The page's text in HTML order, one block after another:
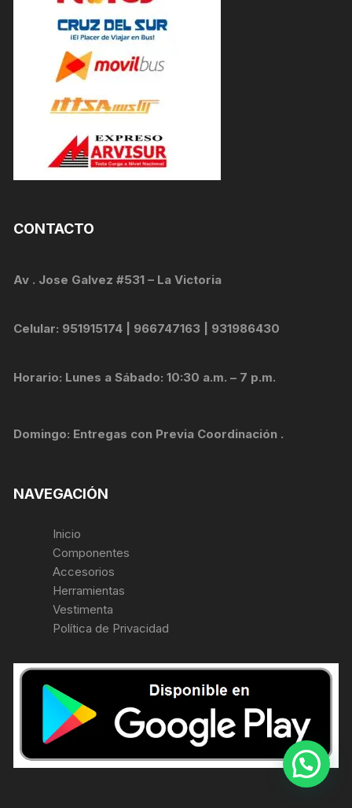
CONTACTO
Av . Jose Galvez #531 – La Victoria
Celular: 951915174 | 966747163 | 931986430
Horario: Lunes a Sábado: 10:30 a.m. – 7 p.m.
Domingo: Entregas con Previa Coordinación .
NAVEGACIÓN
Inicio
Componentes
Accesorios
Herramientas
Vestimenta
Política de Privacidad